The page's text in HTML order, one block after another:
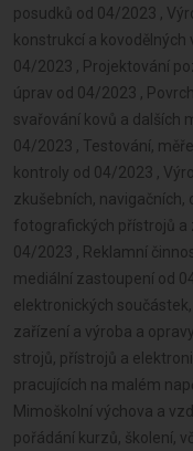
posudků od 04/2023 ,
konstrukcí a kovodělných
04/2023 , Projektování
úprav od 04/2023 ,
svařování kovů a dalších
04/2023 , Testování,
kontroly od 04/2023 ,
zkušebních, navigačních,
fotografických přístrojů a
04/2023 , Reklamní
mediální zastoupení od
elektronických
zařízení a výroba a
strojů, přístrojů a
pracujících na malém
Mimoškolní výchova a
pořádání kurzů, školení,